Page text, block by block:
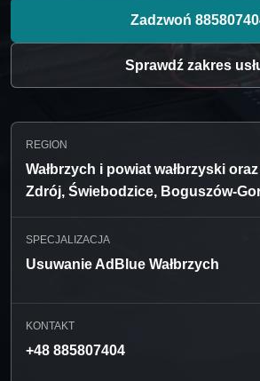
Zadzwoń
Sprawdź zakres
REGION
Wałbrzych i powiat wałbrzyski
Zdrój, Świebodzice, Boguszów-
SPECJALIZACJA
Usuwanie AdBlue Wałbrzych
KONTAKT
+48 885807404